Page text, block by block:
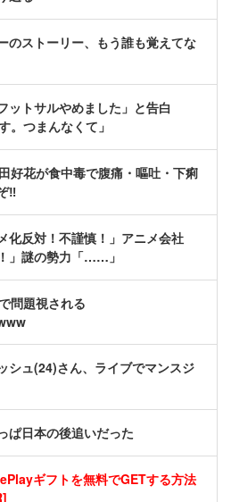
のストーリー、もう誰も覚えてな
ットサルやめました」と告白
。つまんなくて」
好花が食中毒で腹痛・嘔吐・下痢
‼
化反対！不謹慎！」アニメ会社
」謎の勢力「……」
問題視される
シュ(24)さん、ライブでマンスジ
ぱ日本の後追いだった
ギフトを無料でGETする方法